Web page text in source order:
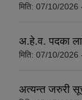
मिति: 07/10/2026
अ.हे.व. पदका
मिति: 07/10/2026
अत्यन्त जरुरी